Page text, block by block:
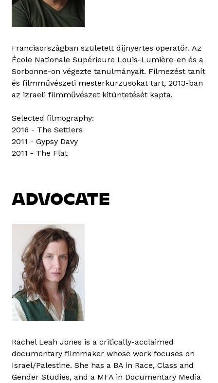
Franciaországban született díjnyertes operatőr. Az
École Nationale Supérieure Louis-Lumière-en és a
Sorbonne-on végezte tanulmányait. Filmezést tanít
és filmművészeti mesterkurzusokat tart, 2013-ban
az izraeli filmművészet kitüntetését kapta.
Selected filmography:
2016 - The Settlers
2011 - Gypsy Davy
2011 - The Flat
ADVOCATE
Rachel Leah Jones is a critically-acclaimed
documentary filmmaker whose work focuses on
Israel/Palestine. She has a BA in Race, Class and
Gender Studies, and a MFA in Documentary Media